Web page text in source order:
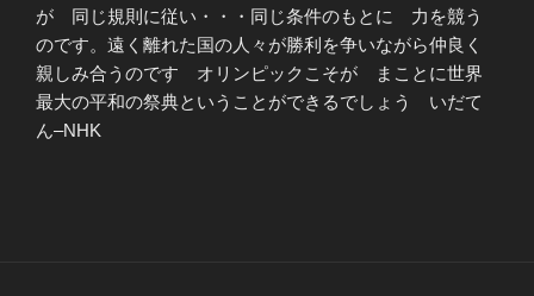
が 同じ規則に従い・・・同じ条件のもとに 力を競う
のです。遠く離れた国の人々が勝利を争いながら仲良く
親しみ合うのです オリンピックこそが まことに世界
最大の平和の祭典ということができるでしょう いだて
ん–NHK